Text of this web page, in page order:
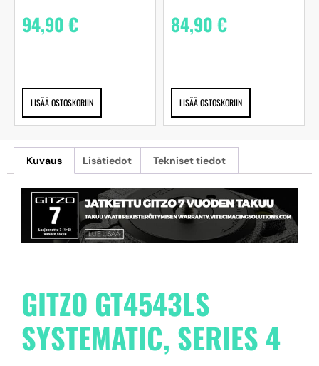
94,90€
LISÄÄ OSTOSKORIIN
84,90€
LISÄÄ OSTOSKORIIN
Kuvaus Lisätiedot Tekniset tiedot
GITZO GT4543LS
SYSTEMATIC, SERIES 4